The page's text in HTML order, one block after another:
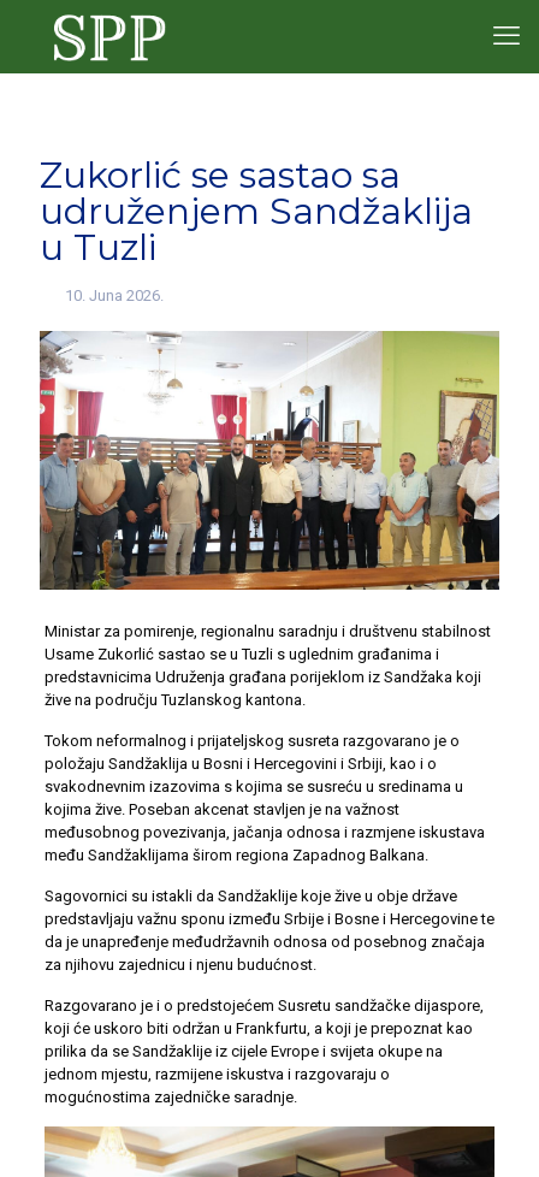
Zukorlić se sastao sa
udruženjem Sandžaklija
u Tuzli
10. Juna 2026.
Ministar za pomirenje, regionalnu saradnju i društvenu stabilnost
Usame Zukorlić sastao se u Tuzli s uglednim građanima i
predstavnicima Udruženja građana porijeklom iz Sandžaka koji
žive na području Tuzlanskog kantona.
Tokom neformalnog i prijateljskog susreta razgovarano je o
položaju Sandžaklija u Bosni i Hercegovini i Srbiji, kao i o
svakodnevnim izazovima s kojima se susreću u sredinama u
kojima žive. Poseban akcenat stavljen je na važnost
međusobnog povezivanja, jačanja odnosa i razmjene iskustava
među Sandžaklijama širom regiona Zapadnog Balkana.
Sagovornici su istakli da Sandžaklije koje žive u obje države
predstavljaju važnu sponu između Srbije i Bosne i Hercegovine te
da je unapređenje međudržavnih odnosa od posebnog značaja
za njihovu zajednicu i njenu budućnost.
Razgovarano je i o predstojećem Susretu sandžačke dijaspore,
koji će uskoro biti održan u Frankfurtu, a koji je prepoznat kao
prilika da se Sandžaklije iz cijele Evrope i svijeta okupe na
jednom mjestu, razmijene iskustva i razgovaraju o
mogućnostima zajedničke saradnje.